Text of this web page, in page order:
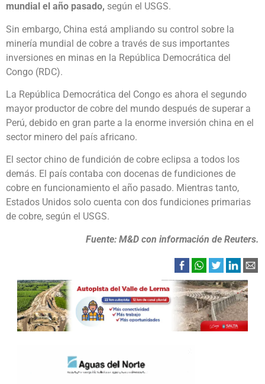
mundial el año pasado, según el USGS.
Sin embargo, China está ampliando su control sobre la
minería mundial de cobre a través de sus importantes
inversiones en minas en la República Democrática del
Congo (RDC).
La República Democrática del Congo es ahora el segundo
mayor productor de cobre del mundo después de superar a
Perú, debido en gran parte a la enorme inversión china en el
sector minero del país africano.
El sector chino de fundición de cobre eclipsa a todos los
demás. El país contaba con docenas de fundiciones de
cobre en funcionamiento el año pasado. Mientras tanto,
Estados Unidos solo cuenta con dos fundiciones primarias
de cobre, según el USGS.
Fuente: M&D con información de Reuters.